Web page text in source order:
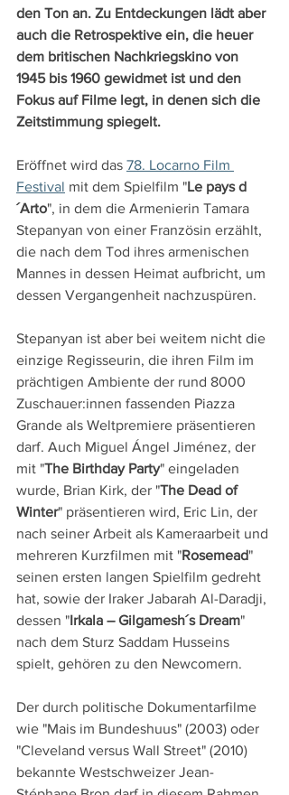
den Ton an. Zu Entdeckungen lädt aber
auch die Retrospektive ein, die heuer
dem britischen Nachkriegskino von
1945 bis 1960 gewidmet ist und den
Fokus auf Filme legt, in denen sich die
Zeitstimmung spiegelt.
Eröffnet wird das 78. Locarno Film
Festival mit dem Spielfilm "Le pays d
´Arto", in dem die Armenierin Tamara
Stepanyan von einer Französin erzählt,
die nach dem Tod ihres armenischen
Mannes in dessen Heimat aufbricht, um
dessen Vergangenheit nachzuspüren.
Stepanyan ist aber bei weitem nicht die
einzige Regisseurin, die ihren Film im
prächtigen Ambiente der rund 8000
Zuschauer:innen fassenden Piazza
Grande als Weltpremiere präsentieren
darf. Auch Miguel Ángel Jiménez, der
mit "The Birthday Party" eingeladen
wurde, Brian Kirk, der "The Dead of
Winter" präsentieren wird, Eric Lin, der
nach seiner Arbeit als Kameraarbeit und
mehreren Kurzfilmen mit "Rosemead"
seinen ersten langen Spielfilm gedreht
hat, sowie der Iraker Jabarah Al-Daradji,
dessen "Irkala – Gilgamesh´s Dream"
nach dem Sturz Saddam Husseins
spielt, gehören zu den Newcomern.
Der durch politische Dokumentarfilme
wie "Mais im Bundeshuus" (2003) oder
"Cleveland versus Wall Street" (2010)
bekannte Westschweizer Jean-